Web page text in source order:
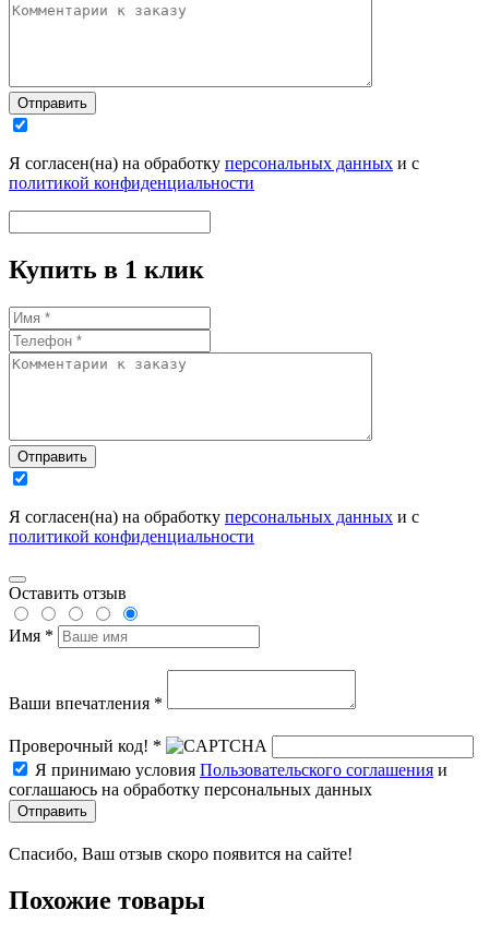
Отправить
Я согласен(на) на обработку персональных данных и с
политикой конфиденциальности
Купить в 1 клик
Отправить
Я согласен(на) на обработку персональных данных и с
политикой конфиденциальности
Оставить отзыв
Имя *
Ваши впечатления *
Проверочный код! *
Я принимаю условия Пользовательского соглашения и
соглашаюсь на обработку персональных данных
Отправить
Спасибо, Ваш отзыв скоро появится на сайте!
Похожие товары